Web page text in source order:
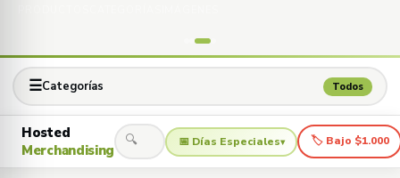
☰Categorías Todos
Hosted
Merchandising
🔍 📅 Días Especiales▾ 🏷 Bajo $1.000